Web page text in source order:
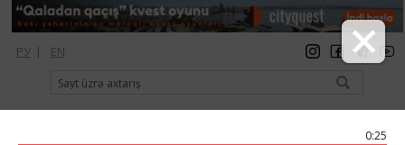
0:25
РУ | EN
qeydiyyat giriş Citylife Magazine